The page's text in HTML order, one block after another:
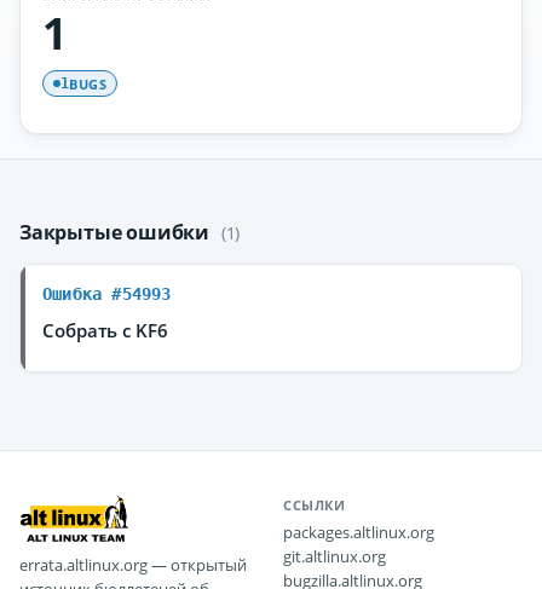
1
1BUGS
Закрытые ошибки (1)
Ошибка #54993
Собрать с KF6
errata.altlinux.org — открытый
ССЫЛКИ
packages.altlinux.org
git.altlinux.org
bugzilla.altlinux.org